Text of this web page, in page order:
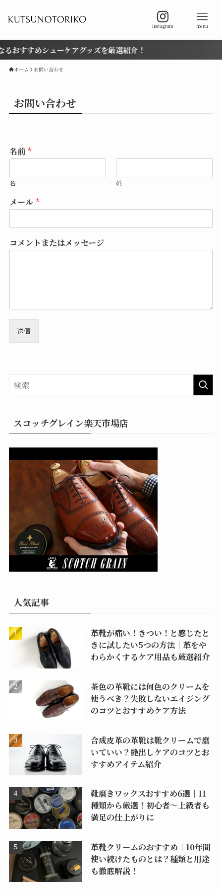
instagram menu
おすすめシューケアグッズを厳選紹介！
ホーム お問い合わせ
お問い合わせ
名前 *
名 姓
メール *
コメントまたはメッセージ
送信
スコッチグレイン楽天市場店
人気記事
革靴が痛い！きつい！と感じたと
きに試したい5つの方法｜革をや
わらかくするケア用品も厳選紹介
茶色の革靴には何色のクリームを
使うべき？失敗しないエイジング
のコツとおすすめケア方法
合成皮革の革靴は靴クリームで磨
いていい？艶出しケアのコツとお
すすめアイテム紹介
靴磨きワックスおすすめ6選｜11
種類から厳選！初心者〜上級者も
満足の仕上がりに
革靴クリームのおすすめ｜10年間
使い続けたものとは？種類と用途
も徹底解説！